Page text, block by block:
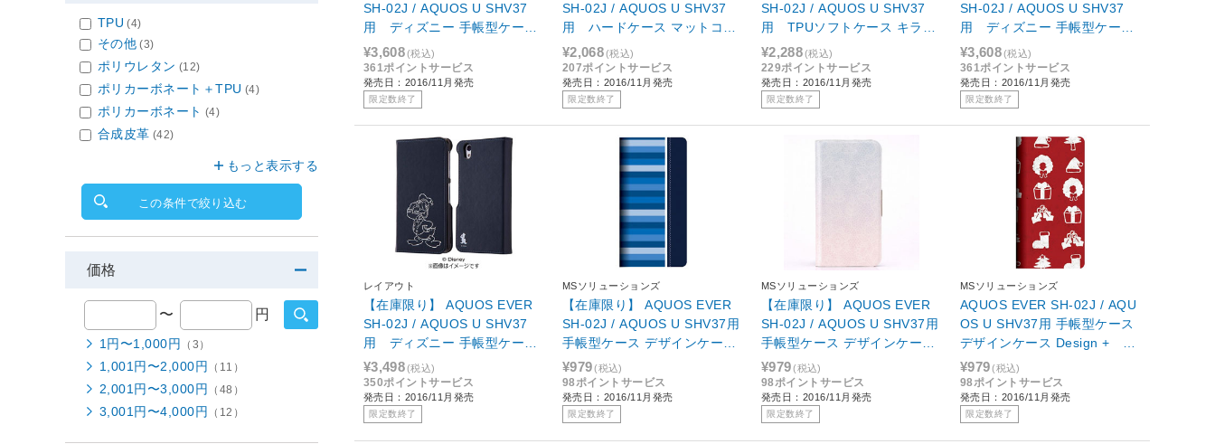
SH-02J / AQUOS U SHV37
用 ディズニー 手帳型ケース
スタンディング カーシヴ ド
ナルド RT-DAQJ2T/DD
¥3,608(税込)
361ポイントサービス
発売日：2016/11月発売
限定数終了
SH-02J / AQUOS U SHV37
用 ハードケース マットコー
ト ホワイト RT-AQJ2C4/W
¥2,068(税込)
207ポイントサービス
発売日：2016/11月発売
限定数終了
SH-02J / AQUOS U SHV37
用 TPUソフトケース キラキ
ラ ピンク RT-AQJ2C7/P
¥2,288(税込)
229ポイントサービス
発売日：2016/11月発売
限定数終了
SH-02J / AQUOS U SHV37
用 ディズニー 手帳型ケース
スタンディング カーシヴ プ
ー RT-DAQJ2T/PO
¥3,608(税込)
361ポイントサービス
発売日：2016/11月発売
限定数終了
レイアウト
【在庫限り】 AQUOS EVER
SH-02J / AQUOS U SHV37
用 ディズニー 手帳型ケース
ホットスタンプ ワンポイン
ト ドナルド RT-DAQJ2I/D
D
¥3,498(税込)
350ポイントサービス
発売日：2016/11月発売
限定数終了
MSソリューションズ
【在庫限り】 AQUOS EVER
SH-02J / AQUOS U SHV37用
手帳型ケース デザインケース
Design + KANADE ブルー
LEPLUS LP-SH02JLD009
¥979 (税込)
98ポイントサービス
発売日：2016/11月発売
限定数終了
MSソリューションズ
【在庫限り】 AQUOS EVER
SH-02J / AQUOS U SHV37用
手帳型ケース デザインケース
Design + Flower パープル
LEPLUS LP-SH02JLD004
¥979 (税込)
98ポイントサービス
発売日：2016/11月発売
限定数終了
MSソリューションズ
AQUOS EVER SH-02J / AQU
OS U SHV37用 手帳型ケース
デザインケース Design + Ch
ristmas コラージュ LEPLUS
LP-SH02JLD036
¥979 (税込)
98ポイントサービス
発売日：2016/11月発売
限定数終了
TPU (4)
その他 (3)
ポリウレタン (12)
ポリカーボネート＋TPU (4)
ポリカーボネート (4)
合成皮革 (42)
もっと表示する
この条件で絞り込む
価格
〜 円
1円〜1,000円 （3）
1,001円〜2,000円 （11）
2,001円〜3,000円 （48）
3,001円〜4,000円 （12）